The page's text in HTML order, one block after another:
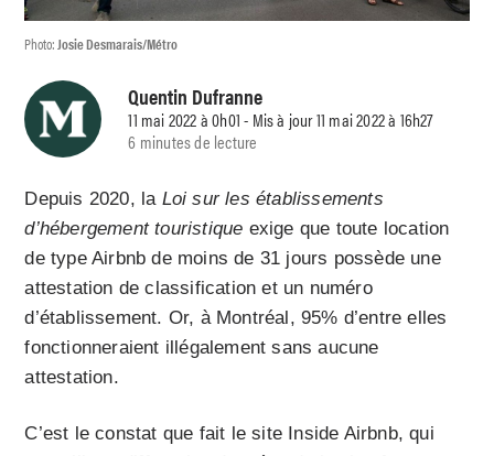
Photo: Josie Desmarais/Métro
Quentin Dufranne
11 mai 2022 à 0h01 - Mis à jour 11 mai 2022 à 16h27
6 minutes de lecture
Depuis 2020, la Loi sur les établissements
d’hébergement touristique exige que toute location
de type Airbnb de moins de 31 jours possède une
attestation de classification et un numéro
d’établissement. Or, à Montréal, 95% d’entre elles
fonctionneraient illégalement sans aucune
attestation.
C’est le constat que fait le site Inside Airbnb, qui